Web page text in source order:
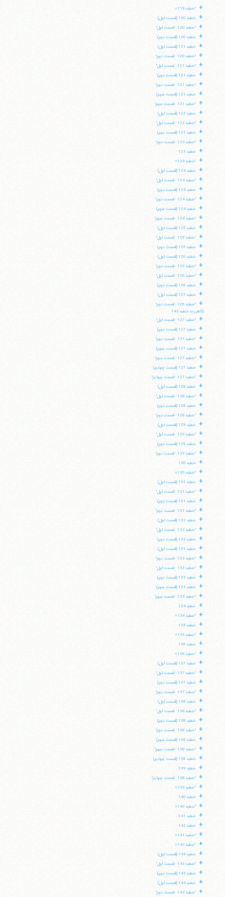
+ "خطبه 119»
+ خطبه 120 (قسمت اول)
+ "خطبه 120 - قسمت اول"
+ خطبه 120 (قسمت دوم)
+ خطبه 121 (قسمت اول)
+ "خطبه 120 - قسمت دوم"
+ "خطبه 121 - قسمت اول"
+ خطبه 121 (قسمت دوم)
+ "خطبه 121 - قسمت دوم"
+ خطبه 121 (قسمت سوم)
+ "خطبه 121 - قسمت سوم"
+ خطبه 122 (قسمت اول)
+ "خطبه 122 - قسمت اول"
+ خطبه 122 (قسمت دوم)
+ "خطبه 122 - قسمت دوم"
+ خطبه 123
+ "خطبه 123»
+ خطبه 124 (قسمت اول)
+ "خطبه 124 - قسمت اول"
+ خطبه 124 (قسمت دوم)
+ "خطبه 124 - قسمت دوم"
+ خطبه 124 (قسمت سوم)
+ "خطبه 124 - قسمت سوم"
+ خطبه 125 (قسمت اول)
+ "خطبه 125 - قسمت اول"
+ خطبه 125 (قسمت دوم)
+ خطبه 126 (قسمت اول)
+ "خطبه 125 - قسمت دوم"
+ "خطبه 126 - قسمت اول"
+ خطبه 126 (قسمت دوم)
+ خطبه 127 (قسمت اول)
+
"خطبه 126 - قسمت دوم"
نگاهی به خطبه 142
+ "خطبه 127 - قسمت اول"
+ خطبه 127 (قسمت دوم)
+ "خطبه 127 - قسمت دوم"
+ خطبه 127 (قسمت سوم)
+ "خطبه 127 - قسمت سوم"
+ خطبه 127 (قسمت چهارم)
+ "خطبه 127 - قسمت چهارم"
+ خطبه 128 (قسمت اول)
+ "خطبه 128 - قسمت اول"
+ خطبه 128 (قسمت دوم)
+ "خطبه 128 - قسمت دوم"
+ خطبه 129 (قسمت اول)
+ "خطبه 129 - قسمت اول"
+ خطبه 129 (قسمت دوم)
+ "خطبه 129 - قسمت دوم"
+ خطبه 130
+ "خطبه 130»
+ خطبه 131 (قسمت اول)
+ "خطبه 131 - قسمت اول"
+ خطبه 131 (قسمت دوم)
+ "خطبه 131 - قسمت دوم"
+ خطبه 132 (قسمت اول)
+ "خطبه 132 - قسمت اول"
+ خطبه 132 (قسمت دوم)
+ خطبه 133 (قسمت اول)
+ "خطبه 132 - قسمت دوم"
+ "خطبه 133 - قسمت اول"
+ خطبه 133 (قسمت دوم)
+ خطبه 133 (قسمت سوم)
+ "خطبه 133 - قسمت سوم"
+ خطبه 134
+ "خطبه 134»
+ خطبه 135
+ "خطبه 135»
+ خطبه 136
+ "خطبه 136»
+ خطبه 137 (قسمت اول)
+ "خطبه 137 - قسمت اول"
+ خطبه 137 (قسمت دوم)
+ "خطبه 137 - قسمت دوم"
+ خطبه 138 (قسمت اول)
+ "خطبه 138 - قسمت اول"
+ خطبه 138 (قسمت دوم)
+ "خطبه 138 - قسمت دوم"
+ خطبه 138 (قسمت سوم)
+ "خطبه 138 - قسمت سوم"
+ خطبه 138 (قسمت چهارم)
+ خطبه 139
+ "خطبه 138 - قسمت چهارم"
+ "خطبه 139»
+ خطبه 140
+ "خطبه 140»
+ خطبه 141
+ خطبه 142
+ "خطبه 141»
+ "خطبه 142»
+ خطبه 143 (قسمت اول)
+ "خطبه 143 - قسمت اول"
+ خطبه 143 (قسمت دوم)
+ خطبه 144 (قسمت اول)
+ "خطبه 143 - قسمت دوم"